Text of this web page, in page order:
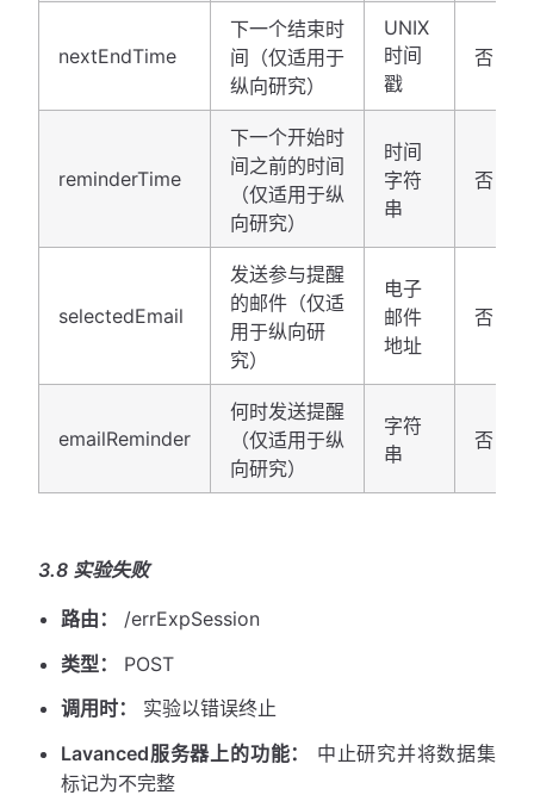
nextEndTime
下一个结束时
间（仅适用于
纵向研究）
UNIX
时间
戳
否
reminderTime
下一个开始时
间之前的时间
（仅适用于纵
向研究）
时间
字符
串
否
selectedEmail
发送参与提醒
的邮件（仅适
用于纵向研
究）
电子
邮件
地址
否
emailReminder
何时发送提醒
（仅适用于纵
向研究）
字符
串
否
3.8 实验失败
路由：
/errExpSession
类型：
POST
调用时：
实验以错误终止
Lavanced服务器上的功能：
中止研究并将数据集
标记为不完整